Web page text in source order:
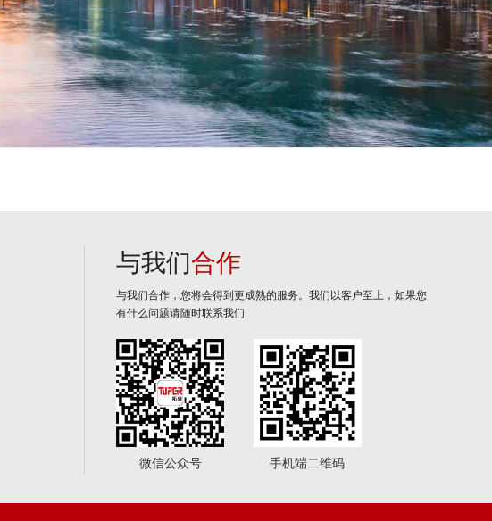
与我们合作
与我们合作，您将会得到更成熟的服务。我们以客户至上，如果您
有什么问题请随时联系我们
微信公众号 手机端二维码